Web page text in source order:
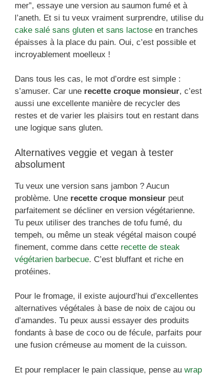
mer”, essaye une version au saumon fumé et à
l’aneth. Et si tu veux vraiment surprendre, utilise du
cake salé sans gluten et sans lactose en tranches
épaisses à la place du pain. Oui, c’est possible et
incroyablement moelleux !
Dans tous les cas, le mot d’ordre est simple :
s’amuser. Car une recette croque monsieur, c’est
aussi une excellente manière de recycler des
restes et de varier les plaisirs tout en restant dans
une logique sans gluten.
Alternatives veggie et vegan à tester
absolument
Tu veux une version sans jambon ? Aucun
problème. Une recette croque monsieur peut
parfaitement se décliner en version végétarienne.
Tu peux utiliser des tranches de tofu fumé, du
tempeh, ou même un steak végétal maison coupé
finement, comme dans cette recette de steak
végétarien barbecue. C’est bluffant et riche en
protéines.
Pour le fromage, il existe aujourd’hui d’excellentes
alternatives végétales à base de noix de cajou ou
d’amandes. Tu peux aussi essayer des produits
fondants à base de coco ou de fécule, parfaits pour
une fusion crémeuse au moment de la cuisson.
Et pour remplacer le pain classique, pense au wrap